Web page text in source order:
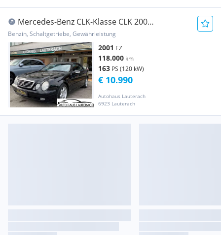
Mercedes-Benz CLK-Klasse CLK 200
Kompressor Cabrio Avantgarde
Benzin, Schaltgetriebe, Gewährleistung
2001 EZ
118.000 km
163 PS (120 kW)
Autohaus Lauterach
6923 Lauterach
€ 10.990